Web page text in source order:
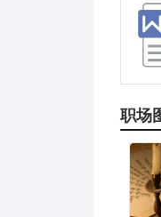
职场